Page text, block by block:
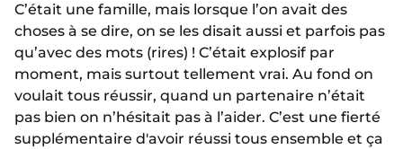
C’était une famille, mais lorsque l’on avait des
choses à se dire, on se les disait aussi et parfois pas
qu’avec des mots (rires) ! C’était explosif par
moment, mais surtout tellement vrai. Au fond on
voulait tous réussir, quand un partenaire n’était
pas bien on n’hésitait pas à l’aider. C’est une fierté
supplémentaire d'avoir réussi tous ensemble et ça